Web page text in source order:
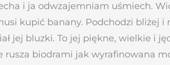
i ja odwzajemniam uśmiech.
kupić banany. Podchodzi bliżej
jej bluzki. To jej piękne, wielkie i
rusza biodrami jak wyrafinowana